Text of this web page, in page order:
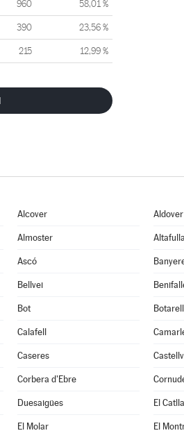
960 58,01 %
390 23,56 %
215 12,99 %
Alcover Aldover
Almoster Altafulla
Ascó
Bellvei
Bot Botarell
Calafell
Caseres
Corbera d'Ebre
Duesaigües El
El Molar El